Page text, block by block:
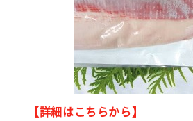
【詳細はこちらから】